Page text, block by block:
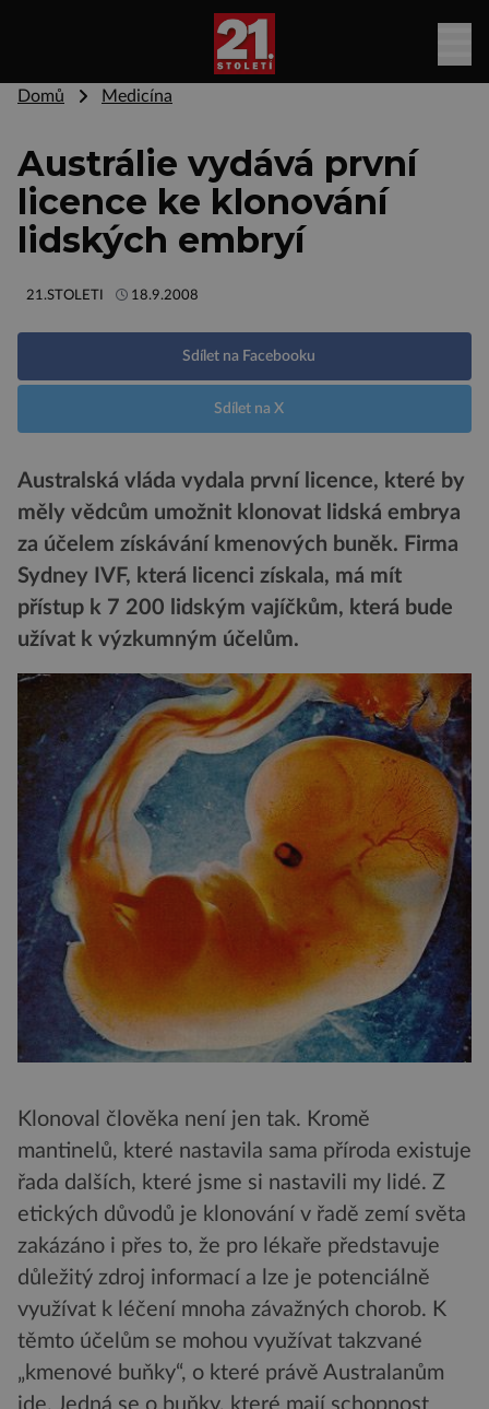
Domů Medicína
Austrálie vydává první
licence ke klonování
lidských embryí
21.STOLETI 18.9.2008
Sdílet na Facebooku
Sdílet na X
Australská vláda vydala první licence, které by
měly vědcům umožnit klonovat lidská embrya
za účelem získávání kmenových buněk. Firma
Sydney IVF, která licenci získala, má mít
přístup k 7 200 lidským vajíčkům, která bude
užívat k výzkumným účelům.
Klonoval člověka není jen tak. Kromě
mantinelů, které nastavila sama příroda existuje
řada dalších, které jsme si nastavili my lidé. Z
etických důvodů je klonování v řadě zemí světa
zakázáno i přes to, že pro lékaře představuje
důležitý zdroj informací a lze je potenciálně
využívat k léčení mnoha závažných chorob. K
těmto účelům se mohou využívat takzvané
„kmenové buňky“, o které právě Australanům
jde. Jedná se o buňky, které mají schopnost